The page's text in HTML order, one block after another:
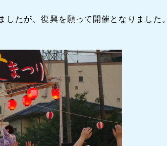
たが、復興を願って開催となりました。